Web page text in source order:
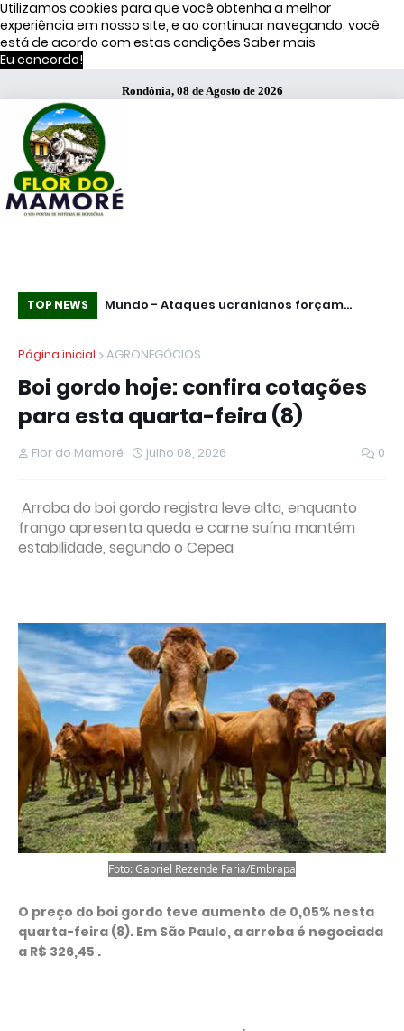
Utilizamos cookies para que você obtenha a melhor
experiência em nosso site, e ao continuar navegando, você
está de acordo com estas condições Saber mais
Eu concordo!
Rondônia, 08 de Agosto de 2026
TOP NEWS
de Moraes
Mundo - Ataques ucranianos forçam
do Cazaquistão à Rússia
Página inicial AGRONEGÓCIOS
Boi gordo hoje: confira cotações
para esta quarta-feira (8)
Flor do Mamoré julho 08, 2026 0
Arroba do boi gordo registra leve alta, enquanto
frango apresenta queda e carne suína mantém
estabilidade, segundo o Cepea
Foto: Gabriel Rezende Faria/Embrapa
O preço do boi gordo teve aumento de 0,05% nesta
quarta-feira (8). Em São Paulo, a arroba é negociada
a R$ 326,45 .